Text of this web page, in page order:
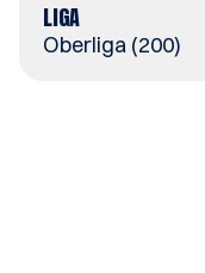
LIGA
Oberliga (200)